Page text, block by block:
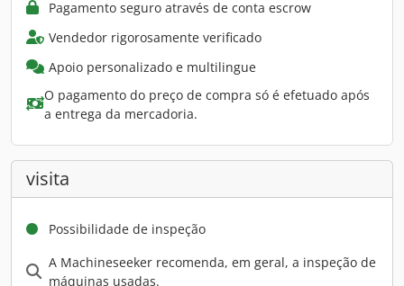
Pagamento seguro através de conta escrow
Vendedor rigorosamente verificado
Apoio personalizado e multilingue
O pagamento do preço de compra só é efetuado após
a entrega da mercadoria.
visita
Possibilidade de inspeção
A Machineseeker recomenda, em geral, a inspeção de
máquinas usadas.